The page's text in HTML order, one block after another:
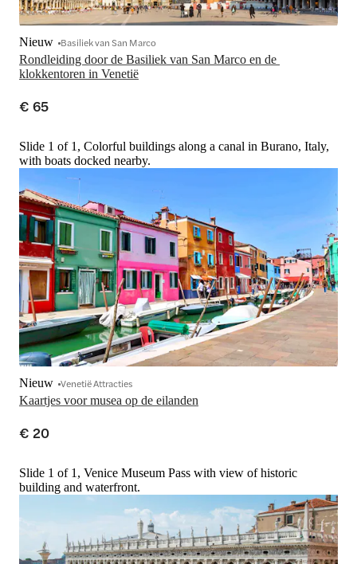
Rondleiding door de Basiliek van San Marco en de
klokkentoren in Venetië
Nieuw Basiliek van San Marco
€ 65
Slide 1 of 1, Colorful buildings along a canal in Burano, Italy,
with boats docked nearby.
Kaartjes voor musea op de eilanden
Nieuw Venetië Attracties
€ 20
Slide 1 of 1, Venice Museum Pass with view of historic
building and waterfront.